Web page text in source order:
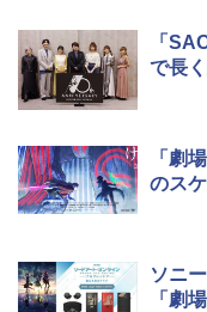
「
で長
「劇
のス
ソニ
「劇